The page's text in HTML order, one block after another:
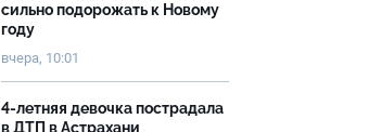
сильно подорожать к Новому
году
вчера, 10:01
4-летняя девочка пострадала
в ДТП в Астрахани